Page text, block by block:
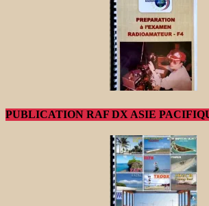
PUBLICATION RAF DX ASIE